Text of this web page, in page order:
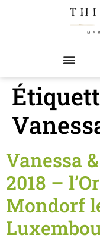
Vanessa
2018 –
Mondorf